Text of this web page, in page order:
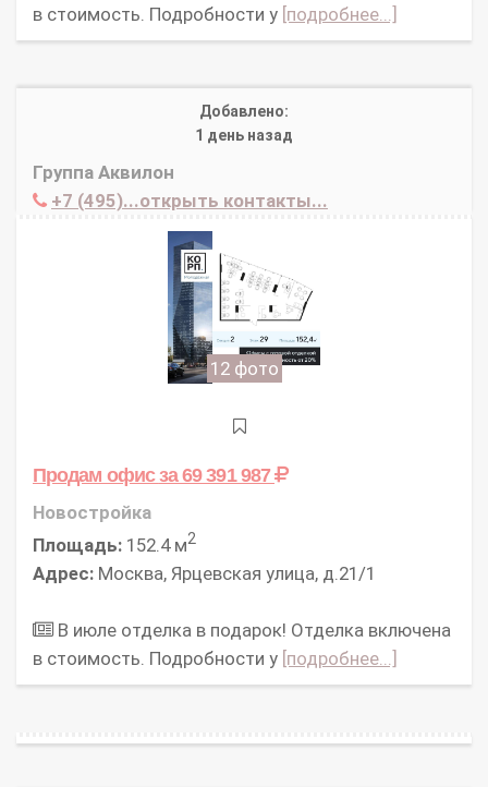
в стоимость. Подробности у [подробнее...]
Добавлено:
1 день назад
Группа Аквилон
+7 (495)...открыть контакты...
12 фото
Продам офисза 69 391 987
Новостройка
Площадь: 152.4 м2
Адрес: Москва, Ярцевская улица, д.21/1
В июле отделка в подарок! Отделка включена
в стоимость. Подробности у [подробнее...]